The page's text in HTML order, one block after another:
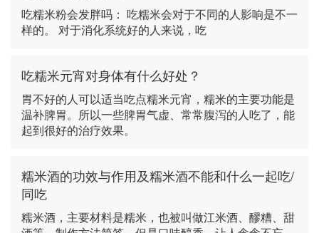
吃糯米粉会发胖吗： 吃糯米会对于不同的人影响是不一
样的。 对于消化系统好的人来说，吃
吃糯米元宵对身体有什么好处？
胃不好的人可以适当吃点糯米元宵，糯米的主要功能是
温补脾胃。所以一些脾胃气虚、常常腹泻的人吃了，能
起到很好的治疗效果。
糯米酒的功效与作用及糯米酒不能和什么一起吃/
同吃
糯米酒，主要材料是糯米，也被叫做江米酒、醪糟、甜